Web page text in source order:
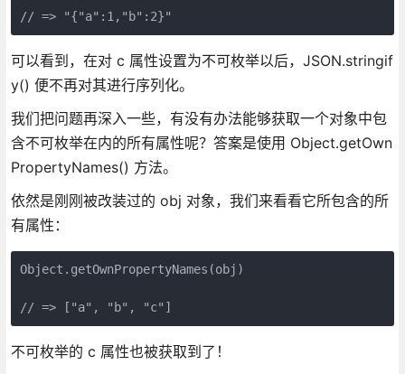
// => "{"a":1,"b":2}"
可以看到，在对 c 属性设置为不可枚举以后，JSON.stringif
y() 便不再对其进行序列化。
我们把问题再深入一些，有没有办法能够获取一个对象中包
含不可枚举在内的所有属性呢？答案是使用 Object.getOwn
PropertyNames() 方法。
依然是刚刚被改装过的 obj 对象，我们来看看它所包含的所
有属性：
Object.getOwnPropertyNames(obj)
// => ["a", "b", "c"]
不可枚举的 c 属性也被获取到了！